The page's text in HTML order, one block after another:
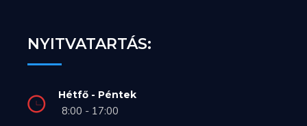
NYITVATARTÁS:
Hétfő - Péntek
8:00 - 17:00